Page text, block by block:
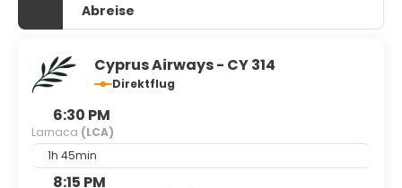
Abreise
Cyprus Airways - CY 314
Direktflug
6:30 PM
Larnaca (LCA)
1h 45min
8:15 PM